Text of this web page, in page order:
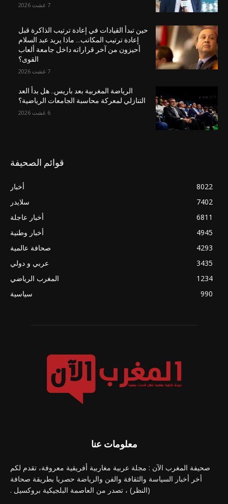
7 غشت 2026
حين تبدأ القيادات في إعادة ترتيب الذاكرة قبل
إعادة ترتيب المكاتب… ماذا يريد عبد السلام
أحيزون من آخر قراراته داخل جامعة ألعاب
القوى؟
7 غشت 2026
الرياضة المغربية بعد باريس.. هل بدأ العد
التنازلي لمعركة محاسبة الجامعات الرياضية؟
6 غشت 2026
قوائم الصحيفة
أخبار
8022
سلايدر
7402
أخبار عاجلة
6811
أخبار وطنية
4945
صحافة عالمية
4293
عربي و دولي
3435
المغرب الرياضي
1234
سياسية
990
معلومات عنا
صحيفة المغرب الآن : مجلة عربية مغاربية أفريقية معروفة، تقدم لكم
أخر أخبار السياسة والثقافة والفن والرياضة حصريا بطريقة صحافة
(النظر) ، تصدر من العاصمة البلجيكية بروكسيل .